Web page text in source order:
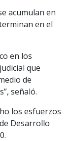
acumulan en
en el
en los
que
de
señaló.
los esfuerzos
Desarrollo